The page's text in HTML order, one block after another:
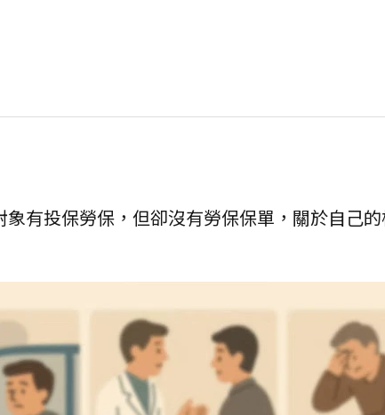
有投保勞保，但卻沒有勞保保單，關於自己